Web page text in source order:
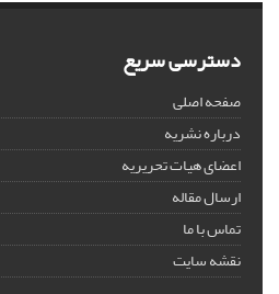
دسترسی سریع
صفحه اصلی
درباره نشریه
اعضای هیات تحریریه
ارسال مقاله
تماس با ما
نقشه سایت